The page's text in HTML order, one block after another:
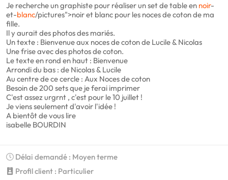
Je recherche un graphiste pour réaliser un set de table en noir-
et-blanc/pictures">noir et blanc pour les noces de coton de ma
fille.
Il y aurait des photos des mariés.
Un texte : Bienvenue aux noces de coton de Lucile & Nicolas
Une frise avec des photos de coton.
Le texte en rond en haut : Bienvenue
Arrondi du bas : de Nicolas & Lucile
Au centre de ce cercle : Aux Noces de coton
Besoin de 200 sets que je ferai imprimer
C'est assez urgrnt , c'est pour le 10 juillet !
Je viens seulement d'avoir l'idée !
A bientôt de vous lire
isabelle BOURDIN
Délai demandé : Moyen terme
Profil client : Particulier